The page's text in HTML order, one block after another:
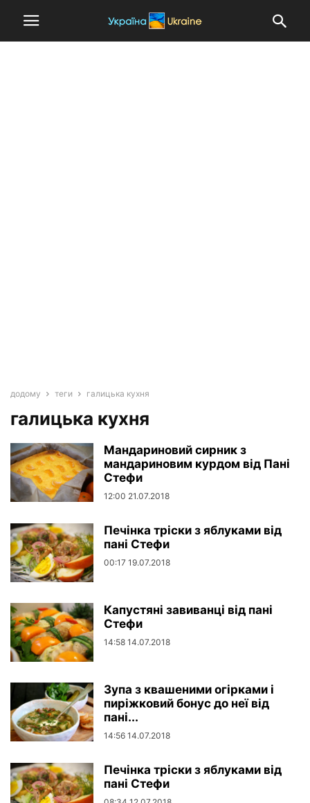
додому теги галицька кухня
галицька кухня
Мандариновий сирник з
мандариновим курдом від Пані
Стефи
12:00 21.07.2018
Печінка тріски з яблуками від
пані Стефи
00:17 19.07.2018
Капустяні завиванці від пані
Стефи
14:58 14.07.2018
Зупа з квашеними огірками і
пиріжковий бонус до неї від
пані...
14:56 14.07.2018
Печінка тріски з яблуками від
пані Стефи